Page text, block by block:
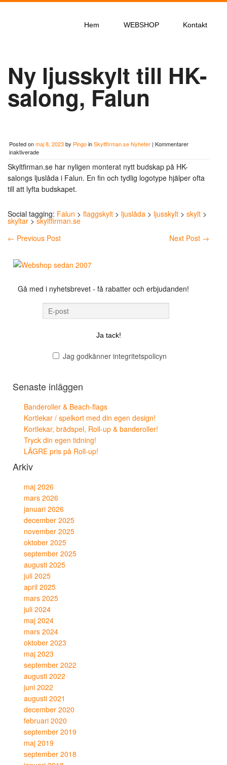
Hem WEBSHOP Kontakt
Ny ljusskylt till HK-
salong, Falun
Posted onmaj 8, 2023by PingoinSkyltfirman.se Nyheter | Kommentarer
inaktiveradeför
ljusskylt
till
HK-
salong,
Skyltfirman.se har nyligen monterat nytt budskap på HK-
salongs ljuslåda i Falun. En fin och tydlig logotype hjälper ofta
till att lyfta budskapet.
Social tagging: Falun > flaggskylt > ljuslåda > ljusskylt > skylt >
skyltar >skyltfirman.se
← Previous Post Next Post →
Gå med i nyhetsbrevet - få rabatter och erbjudanden!
Jag godkänner integritetspolicyn
Senaste inläggen
Banderoller & Beach-flags
Kortlekar / spelkort med din egen design!
Kortlekar, brädspel, Roll-up & banderoller!
Tryck din egen tidning!
LÄGRE pris på Roll-up!
Arkiv
maj 2026
mars 2026
januari 2026
december 2025
november 2025
oktober 2025
september 2025
augusti 2025
juli 2025
april 2025
mars 2025
juli 2024
maj 2024
mars 2024
oktober 2023
maj 2023
september 2022
augusti 2022
juni 2022
augusti 2021
december 2020
februari 2020
september 2019
maj 2019
september 2018